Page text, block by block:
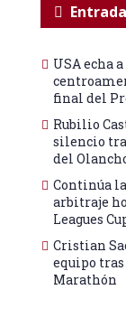
USA echa
final del
Rubilio
silencio
del
Continúa
arbitraje
Leagues
Cristian
equipo
Marathón